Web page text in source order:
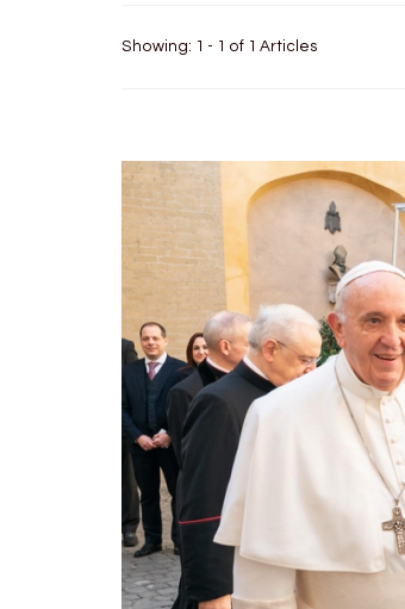
Showing: 1 - 1 of 1 Articles